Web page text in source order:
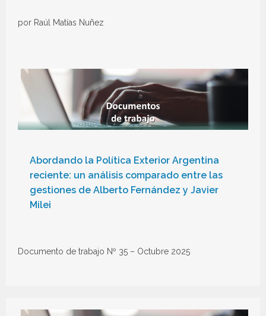
por Raúl Matías Nuñez
Abordando la Política Exterior Argentina
reciente: un análisis comparado entre las
gestiones de Alberto Fernández y Javier
Milei
Documento de trabajo Nº 35 – Octubre 2025